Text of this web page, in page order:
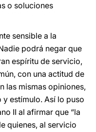
o soluciones
sensible a la
podrá negar que
espíritu de servicio,
con una actitud de
las mismas opiniones,
estímulo. Así lo puso
II al afirmar que “la
quienes, al servicio